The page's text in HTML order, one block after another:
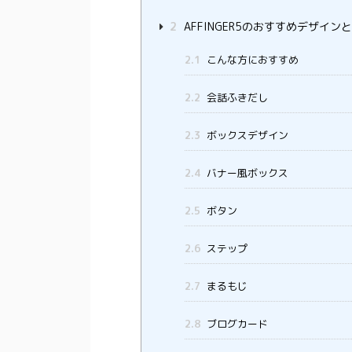
2 AFFINGER5のおすすめデザイン
2.1 こんな方におすすめ
2.2 会話ふきだし
2.3 ボックスデザイン
2.4 バナー風ボックス
2.5 ボタン
2.6 ステップ
2.7 まるもじ
2.8 ブログカード